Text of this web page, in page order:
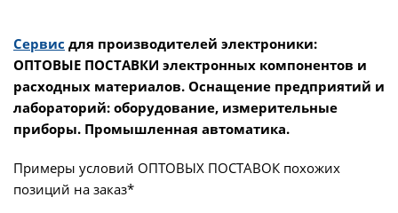
Сервис для производителей электроники:
ОПТОВЫЕ ПОСТАВКИ электронных компонентов и
расходных материалов. Оснащение предприятий и
лабораторий: оборудование, измерительные
приборы. Промышленная автоматика.
Примеры условий ОПТОВЫХ ПОСТАВОК похожих
позиций на заказ*